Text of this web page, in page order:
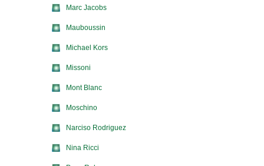
Marc Jacobs
Mauboussin
Michael Kors
Missoni
Mont Blanc
Moschino
Narciso Rodriguez
Nina Ricci